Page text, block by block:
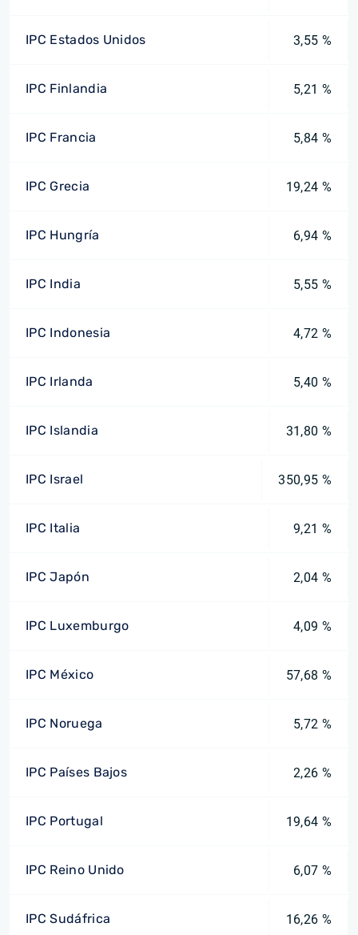
IPC Estados Unidos 3,55 %
IPC Finlandia 5,21 %
IPC Francia 5,84 %
IPC Grecia 19,24 %
IPC Hungría 6,94 %
IPC India 5,55 %
IPC Indonesia 4,72 %
IPC Irlanda 5,40 %
IPC Islandia 31,80 %
IPC Israel 350,95 %
IPC Italia 9,21 %
IPC Japón 2,04 %
IPC Luxemburgo 4,09 %
IPC México 57,68 %
IPC Noruega 5,72 %
IPC Países Bajos 2,26 %
IPC Portugal 19,64 %
IPC Reino Unido 6,07 %
IPC Sudáfrica 16,26 %